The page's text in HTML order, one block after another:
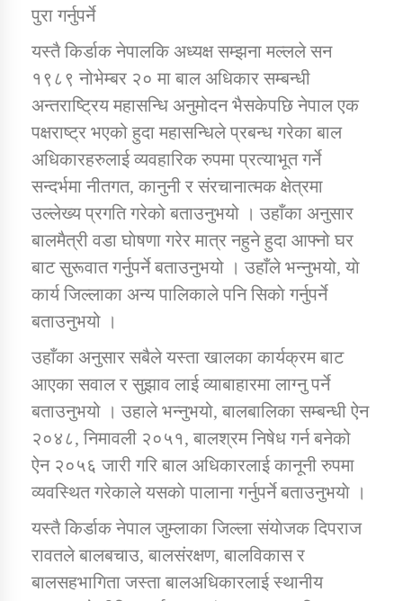
पुरा गर्नुपर्ने
यस्तै किर्डाक नेपालकि अध्यक्ष सम्झना मल्लले सन
१९८९ नोभेम्बर २० मा बाल अधिकार सम्बन्धी
अन्तराष्ट्रिय महासन्धि अनुमोदन भैसकेपछि नेपाल एक
पक्षराष्ट्र भएको हुदा महासन्धिले प्रबन्ध गरेका बाल
अधिकारहरुलाई व्यवहारिक रुपमा प्रत्याभूत गर्ने
सन्दर्भमा नीतगत, कानुनी र संरचानात्मक क्षेत्रमा
उल्लेख्य प्रगति गरेको बताउनुभयो । उहाँका अनुसार
बालमैत्री वडा घाेषणा गरेर मात्र नहुने हुदा आफ्नो घर
बाट सुरूवात गर्नुपर्ने बताउनुभयो । उहाँले भन्नुभयो, याे
कार्य जिल्लाका अन्य पालिकाले पनि सिकाे गर्नुपर्ने
बताउनुभयो ।
उहाँका अनुसार सबैले यस्ता खालका कार्यक्रम बाट
आएका सवाल र सुझाव लाई व्याबाहारमा लाग्नु पर्ने
बताउनुभयो । उहाले भन्नुभयो, बालबालिका सम्बन्धी ऐन
२०४८, निमावली २०५१, बालश्रम निषेध गर्न बनेको
ऐन २०५६ जारी गरि बाल अधिकारलाई कानूनी रुपमा
व्यवस्थित गरेकाले यसकाे पालाना गर्नुपर्ने बताउनुभयाे ।
यस्तै किर्डाक नेपाल जुम्लाका जिल्ला संयाेजक दिपराज
रावतले बालबचाउ, बालसंरक्षण, बालविकास र
बालसहभागिता जस्ता बालअधिकारलाई स्थानीय